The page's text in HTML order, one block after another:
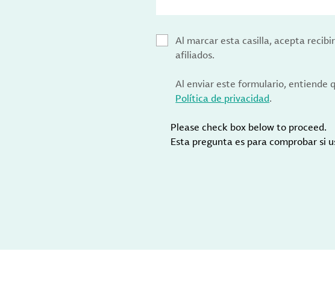
Al marcar esta casilla, acepta
afiliados.
Al enviar este formulario, entiende
Política de privacidad.
Please check box below to proceed.
Esta pregunta es para comprobar si